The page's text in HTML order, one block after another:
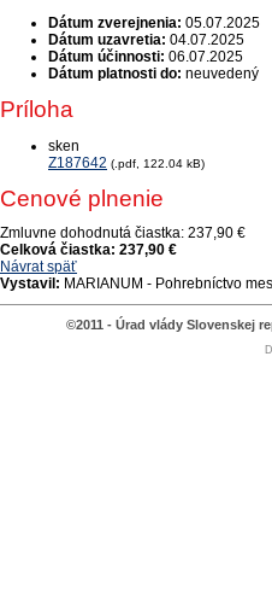
Dátum zverejnenia: 05.07.2025
Dátum uzavretia: 04.07.2025
Dátum účinnosti: 06.07.2025
Dátum platnosti do: neuvedený
Príloha
sken
Z187642 (.pdf, 122.04 kB)
Cenové plnenie
Zmluvne dohodnutá čiastka: 237,90 €
Celková čiastka: 237,90 €
Návrat späť
Vystavil: MARIANUM - Pohrebníctvo
©2011 - Úrad vlády Slovenskej